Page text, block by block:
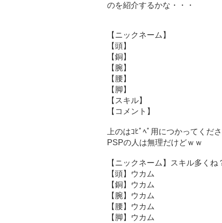
のを紹介するかな・・・
【ニックネーム】
【頭】
【銅】
【腕】
【腰】
【脚】
【スキル】
【コメント】
上のはｺﾋﾟﾍﾟ用につかってくだ
PSPの人は無理だけどｗｗ
【ニックネーム】スキル多くね
【頭】ウカム
【銅】ウカム
【腕】ウカム
【腰】ウカム
【脚】ウカム